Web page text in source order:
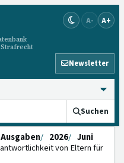
A- A+
Newsletter
Suchen
Ausgaben 2026
Juni
von Eltern für